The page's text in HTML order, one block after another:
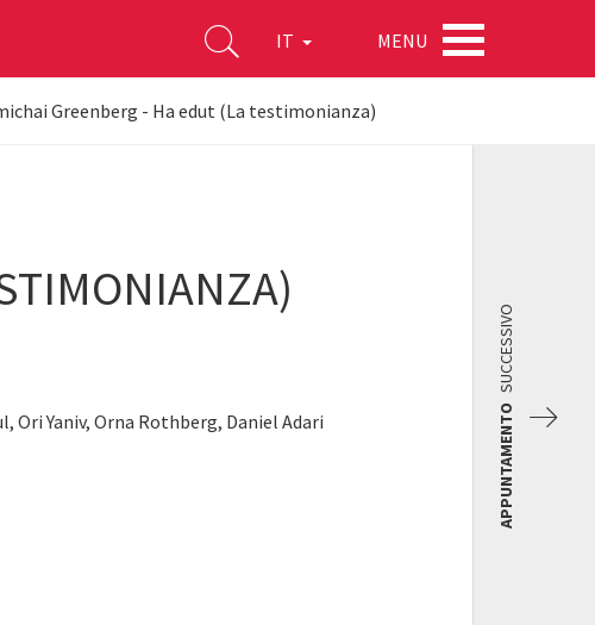
IT MENU
Greenberg - Ha edut (La testimonianza)
Ori Yaniv, Orna Rothberg, Daniel Adari
APPUNTAMENTO
SUCCESSIVO